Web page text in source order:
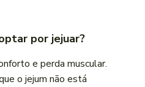
por jejuar?
e perda muscular.
o jejum não está